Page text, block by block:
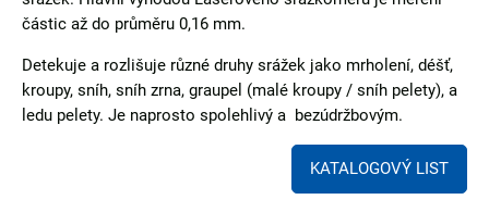
částic až do průměru 0,16 mm.
Detekuje a rozlišuje různé druhy srážek jako mrholení, déšť,
kroupy, sníh, sníh zrna, graupel (malé kroupy / sníh pelety), a
ledu pelety. Je naprosto spolehlivý a bezúdržbovým.
KATALOGOVÝ LIST